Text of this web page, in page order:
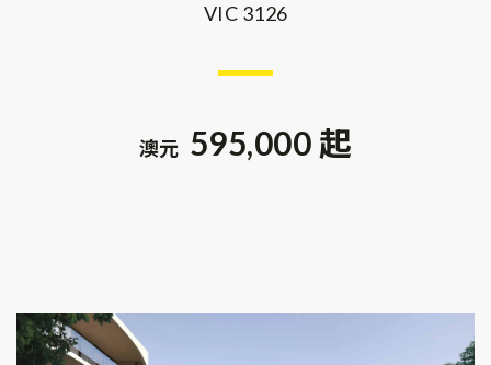
VIC 3126
澳元 595,000 起